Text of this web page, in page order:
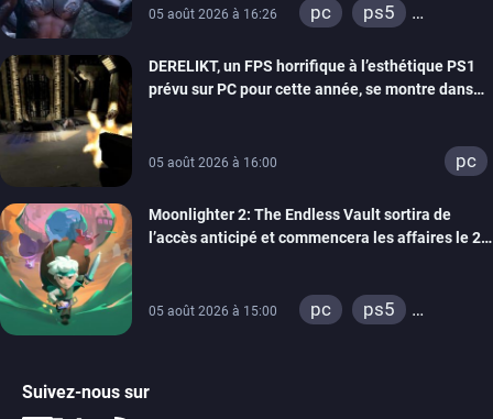
05 août 2026 à 16:26 pc
ps5
DERELIKT, un FPS horrifique à l’esthétique PS1
prévu sur PC pour cette année, se montre dans
05 août 2026 à 16:00 pc
Moonlighter 2: The Endless Vault sortira de
l’accès anticipé et commencera les affaires le 2
05 août 2026 à 15:00 pc
ps5
Suivez-nous sur